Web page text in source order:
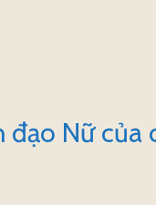
đạo Nữ của